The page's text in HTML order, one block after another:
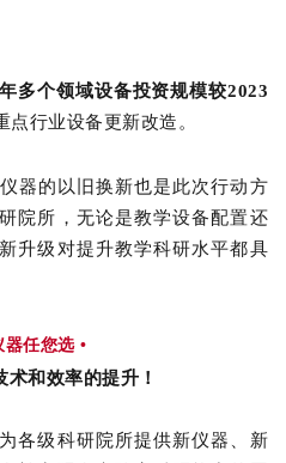
多个领域设备投资规模较2023
点行业设备更新改造。
仪器的以旧换新也是此次行动方
院所，无论是教学设备配置还
升级对提升教学科研水平都具
器任您选•
和效率的提升！
各级科研院所提供新仪器、新